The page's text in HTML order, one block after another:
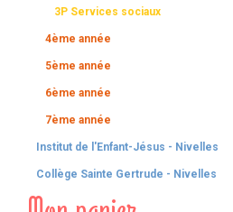
3P Services sociaux
4ème année
5ème année
6ème année
7ème année
Institut de l'Enfant-Jésus - Nivelles
Collège Sainte Gertrude - Nivelles